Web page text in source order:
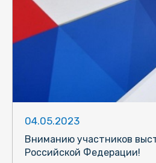
04.05.2023
Вниманию участников
Российской Федерации!